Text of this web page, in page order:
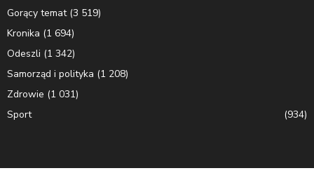
Gorący temat(3 519)
Kronika (1 694)
Odeszli (1 342)
Samorząd i polityka (1 208)
Zdrowie (1 031)
Sport
(934)